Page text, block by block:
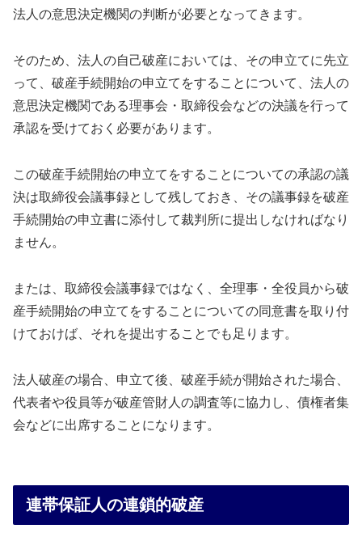
法人の意思決定機関の判断が必要となってきます。
そのため、法人の自己破産においては、その申立てに先立
って、破産手続開始の申立てをすることについて、法人の
意思決定機関である理事会・取締役会などの決議を行って
承認を受けておく必要があります。
この破産手続開始の申立てをすることについての承認の議
決は取締役会議事録として残しておき、その議事録を破産
手続開始の申立書に添付して裁判所に提出しなければなり
ません。
または、取締役会議事録ではなく、全理事・全役員から破
産手続開始の申立てをすることについての同意書を取り付
けておけば、それを提出することでも足ります。
法人破産の場合、申立て後、破産手続が開始された場合、
代表者や役員等が破産管財人の調査等に協力し、債権者集
会などに出席することになります。
連帯保証人の連鎖的破産